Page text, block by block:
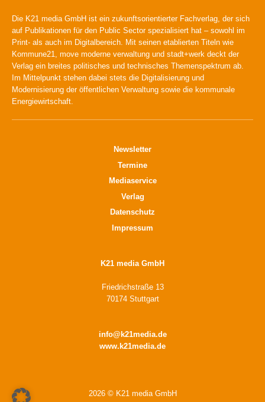
Die K21 media GmbH ist ein zukunftsorientierter Fachverlag, der sich
auf Publikationen für den Public Sector spezialisiert hat – sowohl im
Print- als auch im Digitalbereich. Mit seinen etablierten Titeln wie
Kommune21, move moderne verwaltung und stadt+werk deckt der
Verlag ein breites politisches und technisches Themenspektrum ab.
Im Mittelpunkt stehen dabei stets die Digitalisierung und
Modernisierung der öffentlichen Verwaltung sowie die kommunale
Energiewirtschaft.
Newsletter
Termine
Mediaservice
Verlag
Datenschutz
Impressum
K21 media GmbH
Friedrichstraße 13
70174 Stuttgart
info@k21media.de
www.k21media.de
2026 © K21 media GmbH